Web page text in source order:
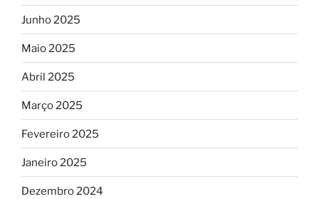
Junho 2025
Maio 2025
Abril 2025
Março 2025
Fevereiro 2025
Janeiro 2025
Dezembro 2024